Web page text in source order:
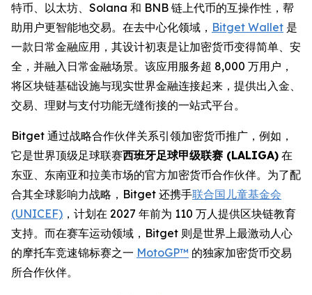
特币、以太坊、Solana 和 BNB 链上代币的互操作性，帮
助用户更智能地交易。在去中心化领域， Bitget Wallet 是
一款日常金融应用，其设计初衷是让加密货币变得简单、安
全，并融入日常金融场景。该应用服务超 8,000 万用户，
将区块链基础设施与现实世界金融连接起来，提供出入金、
交易、理财与支付功能无缝衔接的一站式平台。
Bitget 通过战略合作伙伴关系引领加密货币推广，例如，
它是世界顶级足球联赛西班牙足球甲级联赛 (LALIGA) 在
东亚、东南亚和拉美市场的官方加密货币合作伙伴。为了配
合其全球影响力战略，Bitget 还携手联合国儿童基金会
(UNICEF) ，计划在 2027 年前为 110 万人提供区块链教育
支持。而在赛车运动领域，Bitget 则是世界上最激动人心
的摩托车竞速锦标赛之一 MotoGP™ 的独家加密货币交易
所合作伙伴。